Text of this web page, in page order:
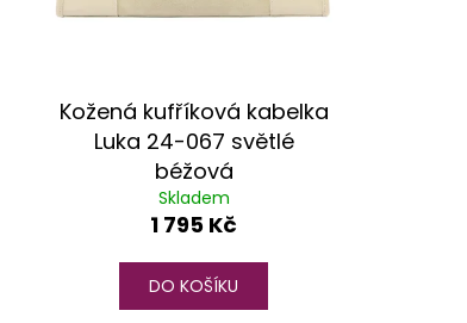
Kožená kufříková kabelka
Luka 24-067 světlé
béžová
Skladem
1 795 Kč
DO KOŠÍKU